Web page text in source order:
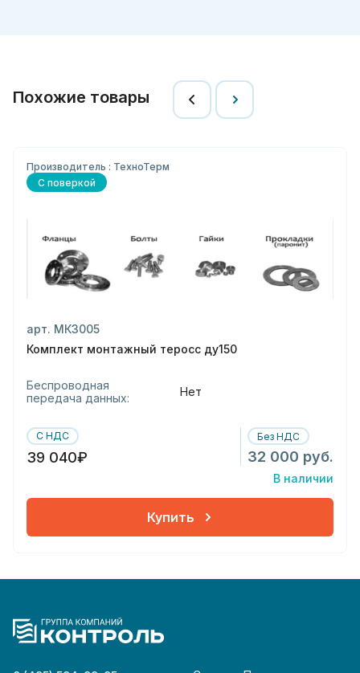
Похожие товары
Производитель : ТехноТерм
С поверкой
арт. МК3005
Комплект монтажный теросс ду150
Беспроводная
передача данных:
Нет
С НДС
39 040₽
Без НДС
32 000 руб.
В наличии
Купить